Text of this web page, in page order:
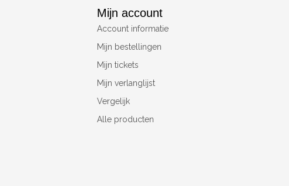
Mijn account
Account informatie
Mijn bestellingen
Mijn tickets
Mijn verlanglijst
Vergelijk
Alle producten